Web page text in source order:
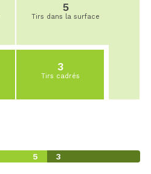
5
Tirs dans la surface
3
Tirs cadrés
5 3